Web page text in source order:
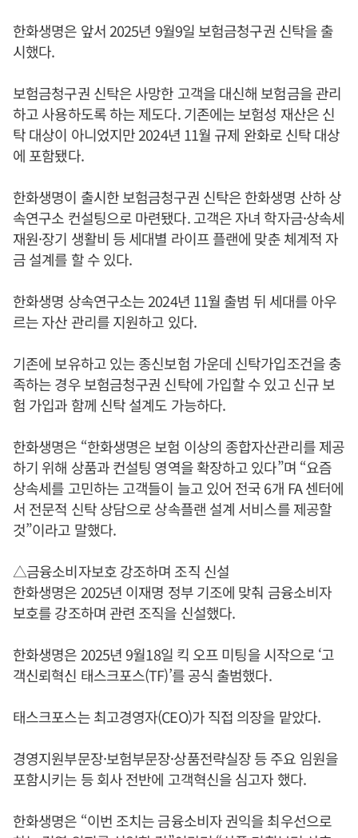
한화생명은 앞서 2025년 9월9일 보험금청구권 신탁을 출
시했다.
보험금청구권 신탁은 사망한 고객을 대신해 보험금을 관리
하고 사용하도록 하는 제도다. 기존에는 보험성 재산은 신
탁 대상이 아니었지만 2024년 11월 규제 완화로 신탁 대상
에 포함됐다.
한화생명이 출시한 보험금청구권 신탁은 한화생명 산하 상
속연구소 컨설팅으로 마련됐다. 고객은 자녀 학자금·상속세
재원·장기 생활비 등 세대별 라이프 플랜에 맞춘 체계적 자
금 설계를 할 수 있다.
한화생명 상속연구소는 2024년 11월 출범 뒤 세대를 아우
르는 자산 관리를 지원하고 있다.
기존에 보유하고 있는 종신보험 가운데 신탁가입조건을 충
족하는 경우 보험금청구권 신탁에 가입할 수 있고 신규 보
험 가입과 함께 신탁 설계도 가능하다.
한화생명은 “한화생명은 보험 이상의 종합자산관리를 제공
하기 위해 상품과 컨설팅 영역을 확장하고 있다”며 “요즘
상속세를 고민하는 고객들이 늘고 있어 전국 6개 FA 센터에
서 전문적 신탁 상담으로 상속플랜 설계 서비스를 제공할
것”이라고 말했다.
△금융소비자보호 강조하며 조직 신설
한화생명은 2025년 이재명 정부 기조에 맞춰 금융소비자
보호를 강조하며 관련 조직을 신설했다.
한화생명은 2025년 9월18일 킥 오프 미팅을 시작으로 ‘고
객신뢰혁신 태스크포스(TF)’를 공식 출범했다.
태스크포스는 최고경영자(CEO)가 직접 의장을 맡았다.
경영지원부문장·보험부문장·상품전략실장 등 주요 임원을
포함시키는 등 회사 전반에 고객혁신을 심고자 했다.
한화생명은 “이번 조치는 금융소비자 권익을 최우선으로